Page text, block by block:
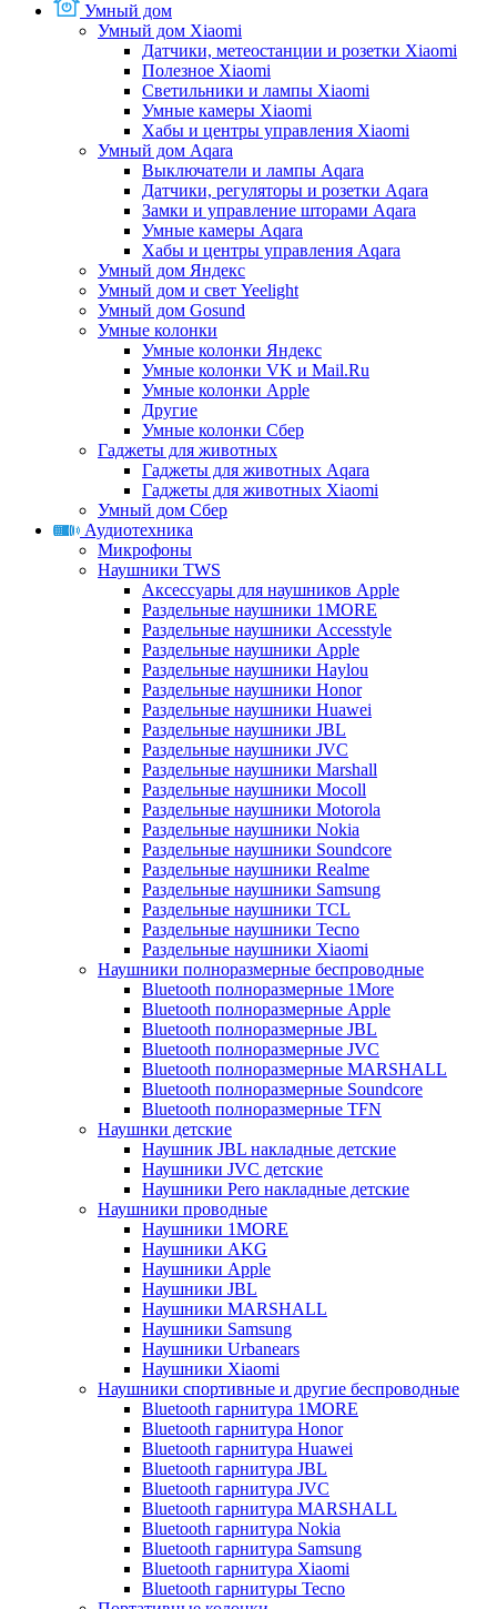
Умный дом
Умный дом Xiaomi
Датчики, метеостанции и розетки Xiaomi
Полезное Xiaomi
Светильники и лампы Xiaomi
Умные камеры Xiaomi
Хабы и центры управления Xiaomi
Умный дом Aqara
Выключатели и лампы Aqara
Датчики, регуляторы и розетки Aqara
Замки и управление шторами Aqara
Умные камеры Aqara
Хабы и центры управления Aqara
Умный дом Яндекс
Умный дом и свет Yeelight
Умный дом Gosund
Умные колонки
Умные колонки Яндекс
Умные колонки VK и Mail.Ru
Умные колонки Apple
Другие
Умные колонки Сбер
Гаджеты для животных
Гаджеты для животных Aqara
Гаджеты для животных Xiaomi
Умный дом Сбер
Аудиотехника
Микрофоны
Наушники TWS
Аксессуары для наушников Apple
Раздельные наушники 1MORE
Раздельные наушники Accesstyle
Раздельные наушники Apple
Раздельные наушники Haylou
Раздельные наушники Honor
Раздельные наушники Huawei
Раздельные наушники JBL
Раздельные наушники JVC
Раздельные наушники Marshall
Раздельные наушники Mocoll
Раздельные наушники Motorola
Раздельные наушники Nokia
Раздельные наушники Soundcore
Раздельные наушники Realme
Раздельные наушники Samsung
Раздельные наушники TCL
Раздельные наушники Tecno
Раздельные наушники Xiaomi
Наушники полноразмерные беспроводные
Bluetooth полноразмерные 1More
Bluetooth полноразмерные Apple
Bluetooth полноразмерные JBL
Bluetooth полноразмерные JVC
Bluetooth полноразмерные MARSHALL
Bluetooth полноразмерные Soundcore
Bluetooth полноразмерные TFN
Наушнки детские
Наушник JBL накладные детские
Наушники JVC детские
Наушники Pero накладные детские
Наушники проводные
Наушники 1MORE
Наушники AKG
Наушники Apple
Наушники JBL
Наушники MARSHALL
Наушники Samsung
Наушники Urbanears
Наушники Xiaomi
Наушники спортивные и другие беспроводные
Bluetooth гарнитура 1MORE
Bluetooth гарнитура Honor
Bluetooth гарнитура Huawei
Bluetooth гарнитура JBL
Bluetooth гарнитура JVC
Bluetooth гарнитура MARSHALL
Bluetooth гарнитура Nokia
Bluetooth гарнитура Samsung
Bluetooth гарнитура Xiaomi
Bluetooth гарнитуры Tecno